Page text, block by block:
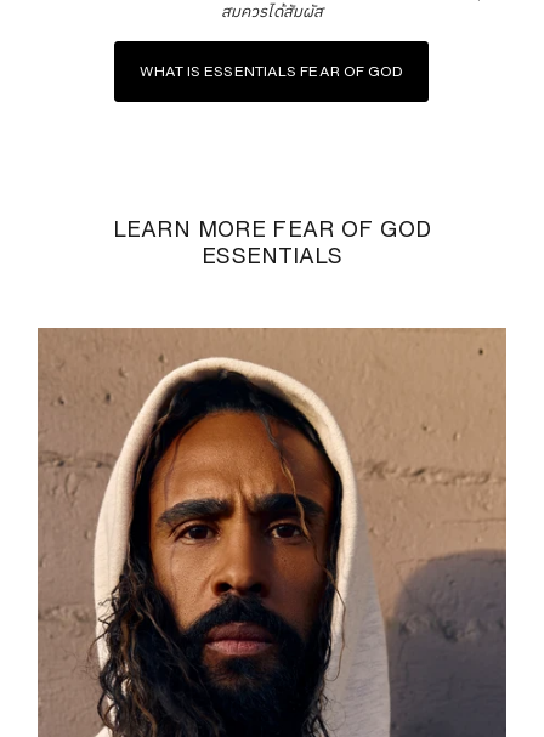
สมควรได้สัมผัส
WHAT IS ESSENTIALS FEAR OF GOD
LEARN MORE FEAR OF GOD
ESSENTIALS